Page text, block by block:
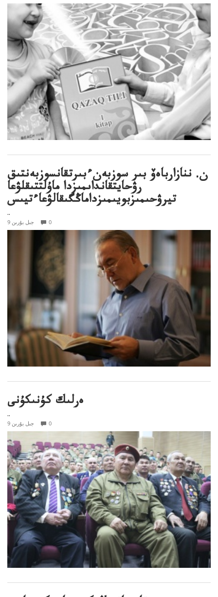
ن. ننازارباەۆ بىر سوزبەنءبىرتقانسوزبەنتىق
رۋحايتقانداىمىزدا ماۇلتتىقلۋعا
تيرۋحىمىزبويىمىزداماڭگىقالۋعاءتيىس
..
9 جىل بۇرىن 0
ەرلىك كۇنىكۇنى
..
9 جىل بۇرىن 0